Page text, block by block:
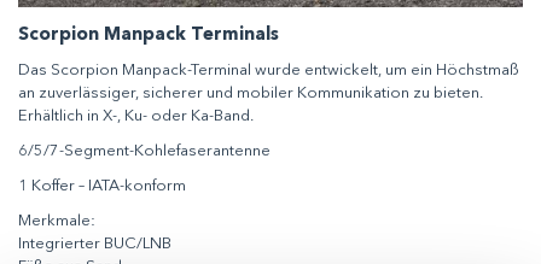
Scorpion Manpack Terminals
Das Scorpion Manpack-Terminal wurde entwickelt, um ein Höchstmaß
an zuverlässiger, sicherer und mobiler Kommunikation zu bieten.
Erhältlich in X-, Ku- oder Ka-Band.
6/5/7-Segment-Kohlefaserantenne
1 Koffer – IATA-konform
Merkmale:
Integrierter BUC/LNB